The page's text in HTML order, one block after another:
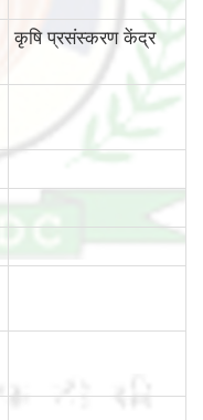
कृषि प्रसंस्करण केंद्र